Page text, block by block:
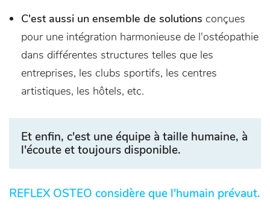
C'est aussi un ensemble de solutions conçues
pour une intégration harmonieuse de l'ostéopathie
dans différentes structures telles que les
entreprises, les clubs sportifs, les centres
artistiques, les hôtels, etc.
Et enfin, c'est une équipe à taille humaine, à
l'écoute et toujours disponible.
REFLEX OSTEO considère que l'humain prévaut.